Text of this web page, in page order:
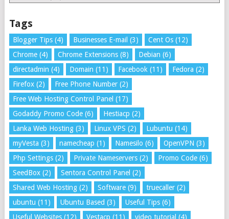
Tags
Blogger Tips(4) Businesses E-mail (3) Cent Os(12)
Chrome(4) Chrome Extensions(8) Debian (6)
directadmin (4) Domain (11) Facebook (11) Fedora (2)
Firefox(2) Free Phone Number(2)
Free Web Hosting Control Panel (17)
Godaddy Promo Code(6) Hestiacp (2)
Lanka Web Hosting(3) Linux VPS (2) Lubuntu (14)
myVesta (3) namecheap (1) Namesilo (6) OpenVPN (3)
Php Settings(2) Private Nameservers(2) Promo Code(6)
SeedBox(2) Sentora Control Panel (2)
Shared Web Hosting(2) Software(9) truecaller(2)
ubuntu (11) Ubuntu Based (3) Useful Tips(6)
Useful Websites(12) Vestacp (11) video tutorial (4)